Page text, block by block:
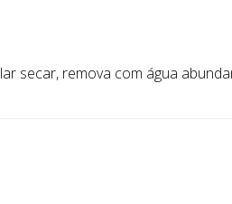
secar, remova com água